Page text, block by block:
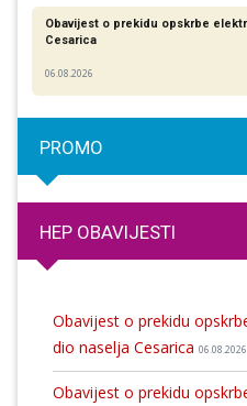
Obavijest o prekidu opskrbe
Cesarica
06.08.2026
PROMO
HEP OBAVIJESTI
Obavijest o prekidu
dio naselja Cesarica 06.08.2026
Obavijest o prekidu